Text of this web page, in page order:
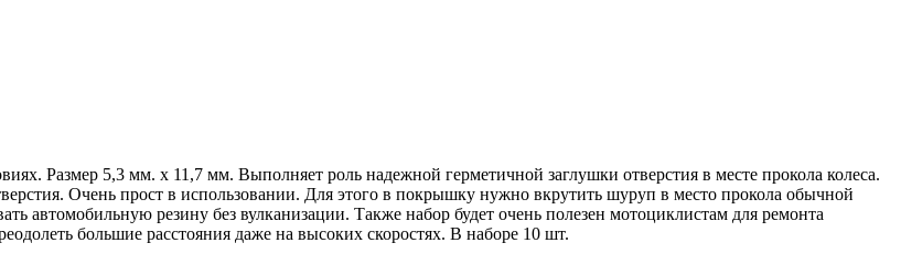
Размер 5,3 мм. х 11,7 мм. Выполняет роль надежной герметичной заглушки отверстия в месте прокола колеса.
Очень прост в использовании. Для этого в покрышку нужно вкрутить шуруп в место прокола обычной
автомобильную резину без вулканизации. Также набор будет очень полезен мотоциклистам для ремонта
большие расстояния даже на высоких скоростях. В наборе 10 шт.